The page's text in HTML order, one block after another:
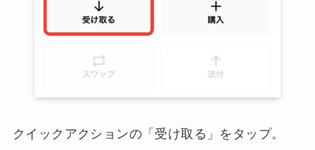
クイックアクションの「受け取る」をタップ。